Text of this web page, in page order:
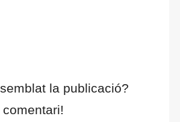
la publicació?